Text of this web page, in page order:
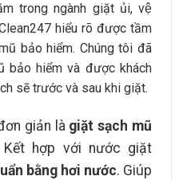
trong ngành giặt ủi, vệ
hiểu rõ được tầm
bảo hiểm. Chúng tôi đã
bảo hiểm và được khách
sẽ trước và sau khi giặt.
giản là giặt sạch mũ
Kết hợp với nước giặt
bằng hơi nước. Giúp